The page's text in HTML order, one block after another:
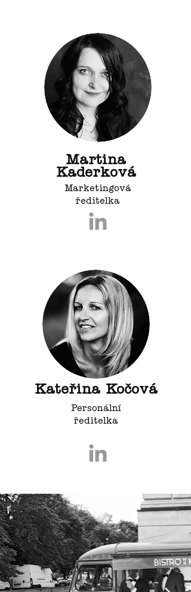
Martina
Kaderková
Marketingová
ředitelka
Kateřina Kočová
Personální
ředitelka